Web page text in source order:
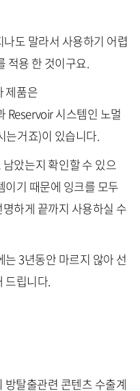
도 말라서 사용하기 어렵
적용 한 것이구요.
제품은
Reservoir 시스템인 노멀
는거죠)이 있습니다.
았는지 확인할 수 있으
이기 때문에 잉크를 모두
하게 끝까지 사용하실 수
3년동안 마르지 않아 선
드립니다.
방탈출관련 콘텐츠 수출계